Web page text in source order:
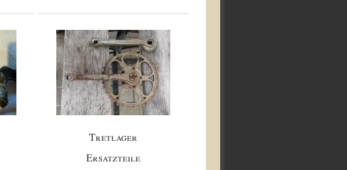
Tretlager
Ersatzteile